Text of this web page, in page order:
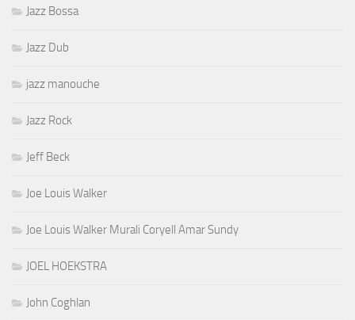
Jazz Bossa
Jazz Dub
jazz manouche
Jazz Rock
Jeff Beck
Joe Louis Walker
Joe Louis Walker Murali Coryell Amar Sundy
JOEL HOEKSTRA
John Coghlan